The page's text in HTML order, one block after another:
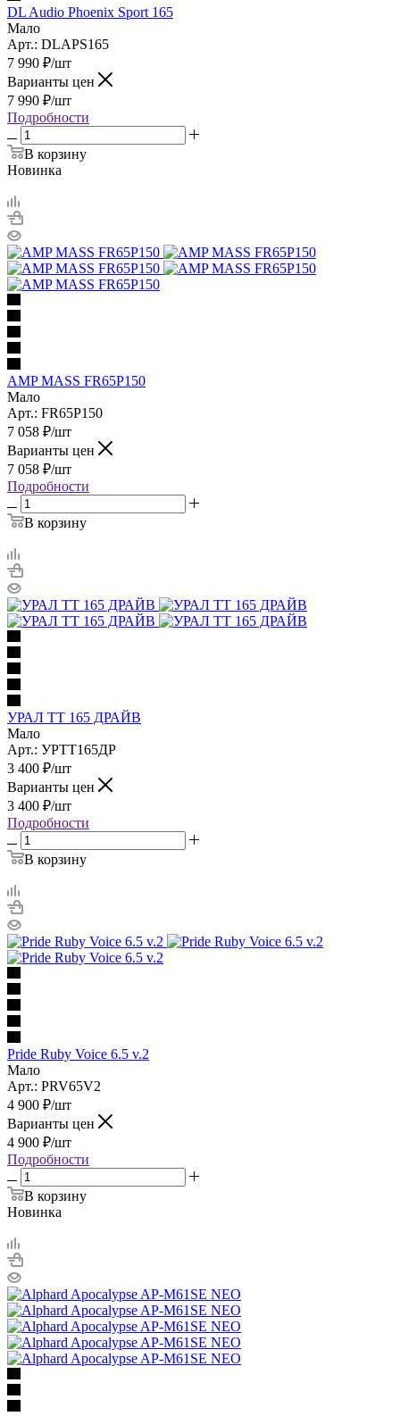
DL Audio Phoenix Sport 165
Мало
Арт.: DLAPS165
7 990 ₽/шт
Варианты цен
7 990 ₽/шт
Подробности
В корзину
Новинка
AMP MASS FR65P150
Мало
Арт.: FR65P150
7 058 ₽/шт
Варианты цен
7 058 ₽/шт
Подробности
В корзину
УРАЛ ТТ 165 ДРАЙВ
Мало
Арт.: УРТТ165ДР
3 400 ₽/шт
Варианты цен
3 400 ₽/шт
Подробности
В корзину
Pride Ruby Voice 6.5 v.2
Мало
Арт.: PRV65V2
4 900 ₽/шт
Варианты цен
4 900 ₽/шт
Подробности
В корзину
Новинка